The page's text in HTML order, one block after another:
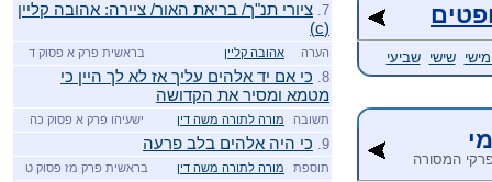
שישי שביעי
המסורה
7. ציורי תנ"ך/ בריאת האור/ ציירה: אהובה קליין
(c)
הערה אהובה קליין בראשית פרק א פסוק ד
8. כי אם יד אלהים עליך אז לא לך היין כי
מטמא ומסיר את הקדושה
תשובה מורה לתורה משה דין ישעיהו פרק א פסוק כה
9. כי היה אלהים בלב פרעה
תוספת מורה לתורה משה דין בראשית פרק מז פסוק ט